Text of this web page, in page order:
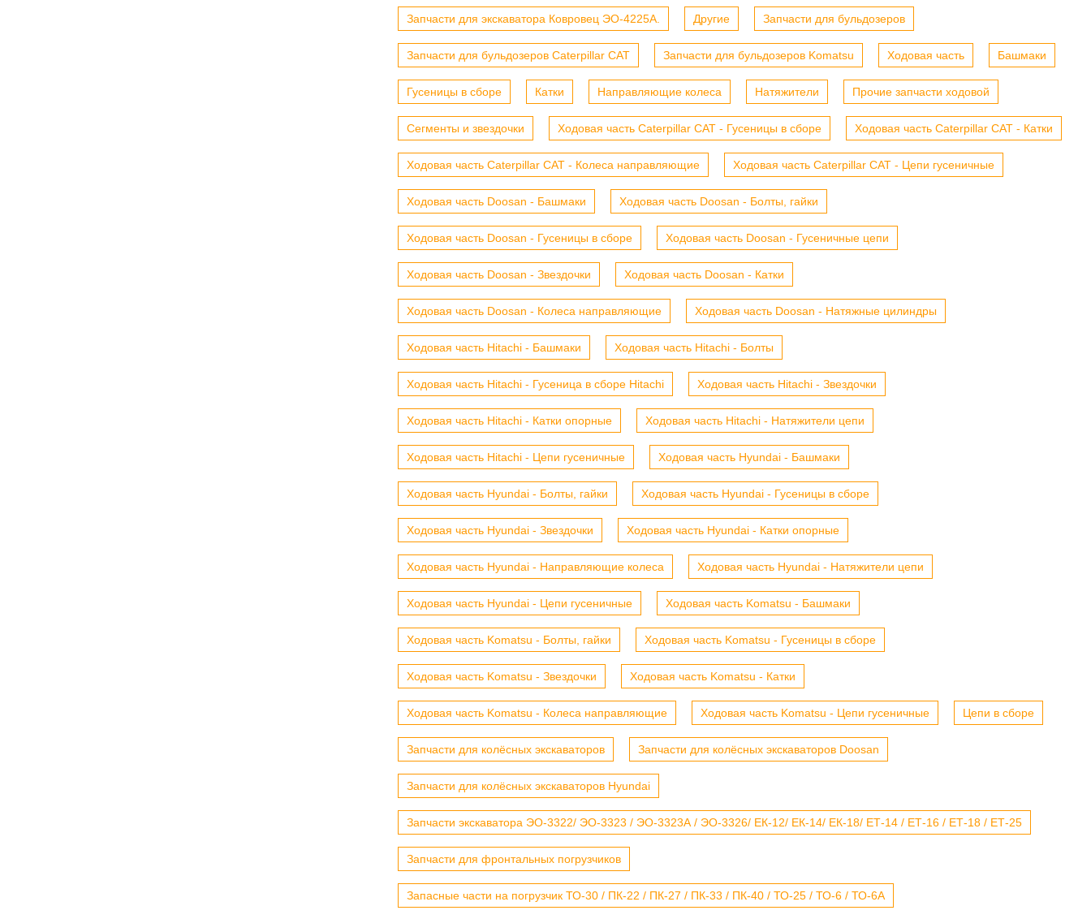
Запчасти для экскаватора Ковровец ЭО-4225А. Другие Запчасти для бульдозеров
Запчасти для бульдозеров Caterpillar CAT Запчасти для бульдозеров Komatsu Ходовая часть Башмаки
Гусеницы в сборе Катки Направляющие колеса Натяжители Прочие запчасти ходовой
Сегменты и звездочки Ходовая часть Caterpillar CAT - Гусеницы в сборе Ходовая часть Caterpillar CAT - Катки
Ходовая часть Caterpillar CAT - Колеса направляющие Ходовая часть Caterpillar CAT - Цепи гусеничные
Ходовая часть Doosan - Башмаки Ходовая часть Doosan - Болты, гайки
Ходовая часть Doosan - Гусеницы в сборе Ходовая часть Doosan - Гусеничные цепи
Ходовая часть Doosan - Звездочки Ходовая часть Doosan - Катки
Ходовая часть Doosan - Колеса направляющие Ходовая часть Doosan - Натяжные цилиндры
Ходовая часть Hitachi - Башмаки Ходовая часть Hitachi - Болты
Ходовая часть Hitachi - Гусеница в сборе Hitachi Ходовая часть Hitachi - Звездочки
Ходовая часть Hitachi - Катки опорные Ходовая часть Hitachi - Натяжители цепи
Ходовая часть Hitachi - Цепи гусеничные Ходовая часть Hyundai - Башмаки
Ходовая часть Hyundai - Болты, гайки Ходовая часть Hyundai - Гусеницы в сборе
Ходовая часть Hyundai - Звездочки Ходовая часть Hyundai - Катки опорные
Ходовая часть Hyundai - Направляющие колеса Ходовая часть Hyundai - Натяжители цепи
Ходовая часть Hyundai - Цепи гусеничные Ходовая часть Komatsu - Башмаки
Ходовая часть Komatsu - Болты, гайки Ходовая часть Komatsu - Гусеницы в сборе
Ходовая часть Komatsu - Звездочки Ходовая часть Komatsu - Катки
Ходовая часть Komatsu - Колеса направляющие Ходовая часть Komatsu - Цепи гусеничные Цепи в сборе
Запчасти для колёсных экскаваторов Запчасти для колёсных экскаваторов Doosan
Запчасти для колёсных экскаваторов Hyundai
Запчасти экскаватора ЭО-3322/ ЭО-3323 / ЭО-3323А / ЭО-3326/ ЕК-12/ ЕК-14/ ЕК-18/ ЕТ-14 / ЕТ-16 / ЕТ-18 / ЕТ-25
Запчасти для фронтальных погрузчиков
Запасные части на погрузчик ТО-30 / ПК-22 / ПК-27 / ПК-33 / ПК-40 / ТО-25 / ТО-6 / ТО-6А